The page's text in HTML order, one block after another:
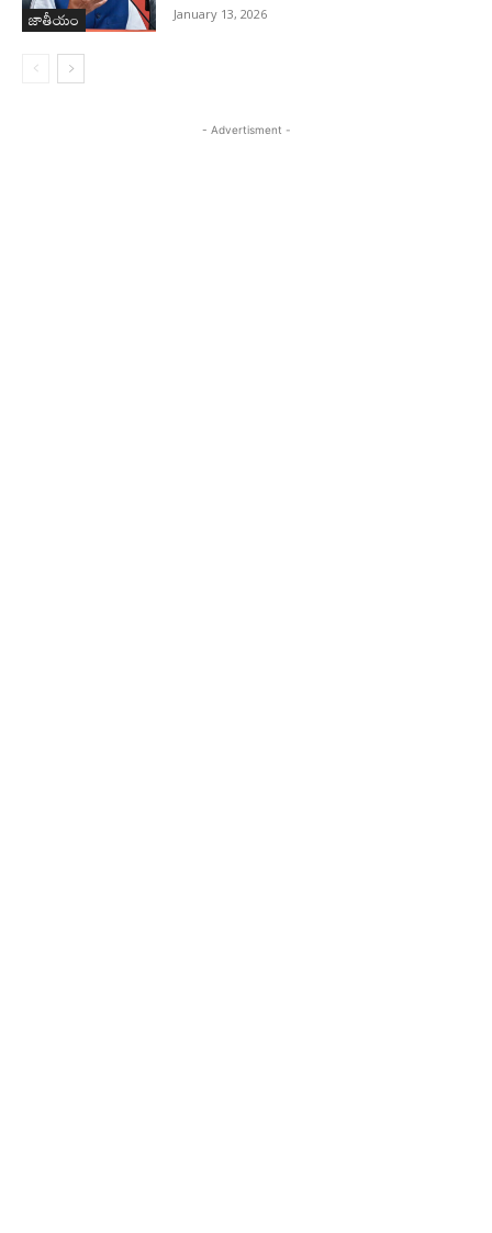
జాతీయం January 13, 2026
- Advertisment -